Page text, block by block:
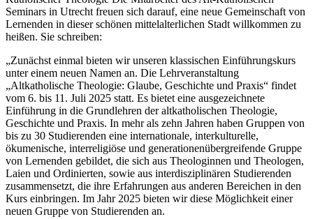
Seminars in Utrecht freuen sich darauf, eine neue Gemeinschaft von
Lernenden in dieser schönen mittelalterlichen Stadt willkommen zu
heißen. Sie schreiben:
„Zunächst einmal bieten wir unseren klassischen Einführungskurs
unter einem neuen Namen an. Die Lehrveranstaltung
„Altkatholische Theologie: Glaube, Geschichte und Praxis“ findet
vom 6. bis 11. Juli 2025 statt. Es bietet eine ausgezeichnete
Einführung in die Grundlehren der altkatholischen Theologie,
Geschichte und Praxis. In mehr als zehn Jahren haben Gruppen von
bis zu 30 Studierenden eine internationale, interkulturelle,
ökumenische, interreligiöse und generationenübergreifende Gruppe
von Lernenden gebildet, die sich aus Theologinnen und Theologen,
Laien und Ordinierten, sowie aus interdisziplinären Studierenden
zusammensetzt, die ihre Erfahrungen aus anderen Bereichen in den
Kurs einbringen. Im Jahr 2025 bieten wir diese Möglichkeit einer
neuen Gruppe von Studierenden an.